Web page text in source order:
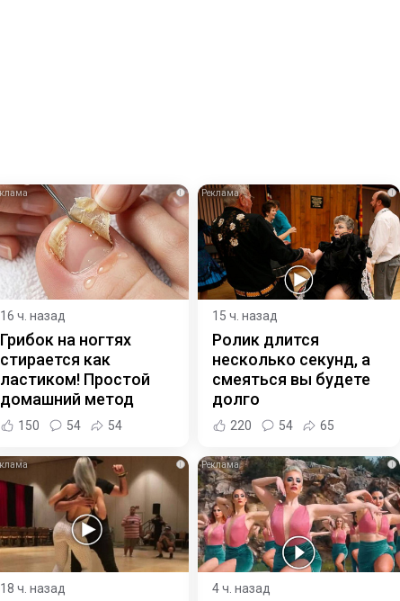
i
16 ч. назад
Грибок на ногтях
стирается как
ластиком! Простой
домашний метод
150 54 54
i
15 ч. назад
Ролик длится
несколько секунд, а
смеяться вы будете
долго
220 54 65
i
18 ч. назад
i
4 ч. назад